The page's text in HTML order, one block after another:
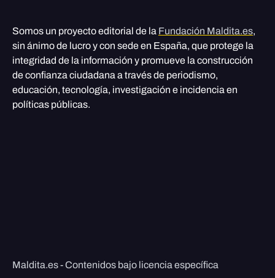
Somos un proyecto editorial de la Fundación Maldita.es,
sin ánimo de lucro y con sede en España, que protege la
integridad de la información y promueve la construcción
de confianza ciudadana a través de periodismo,
educación, tecnología, investigación e incidencia en
políticas públicas.
Maldita.es - Contenidos bajo licencia específica